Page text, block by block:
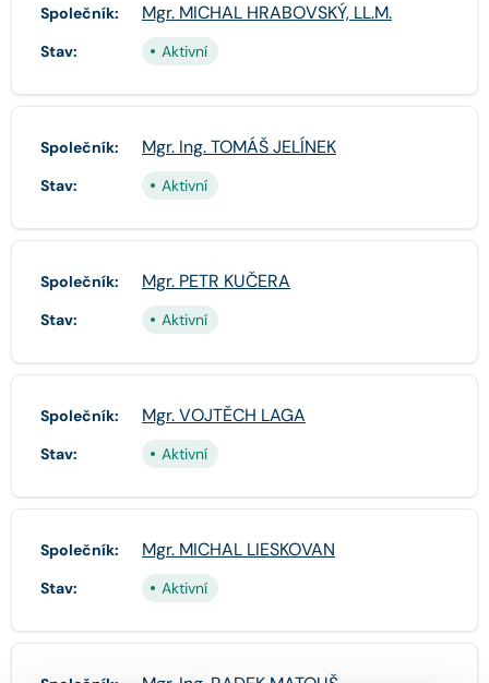
Společník: Mgr. MICHAL HRABOVSKÝ, LL.M.
Stav: Aktivní
Společník: Mgr. Ing. TOMÁŠ JELÍNEK
Stav: Aktivní
Společník: Mgr. PETR KUČERA
Stav: Aktivní
Společník: Mgr. VOJTĚCH LAGA
Stav: Aktivní
Společník: Mgr. MICHAL LIESKOVAN
Stav: Aktivní